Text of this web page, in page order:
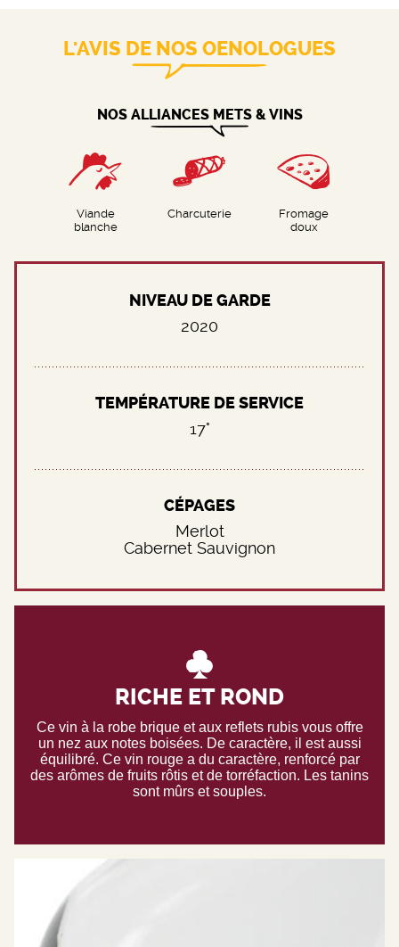
L'AVIS DE NOS OENOLOGUES
NOS ALLIANCES METS & VINS
Viande
blanche
Charcuterie
Fromage
doux
RICHE ET ROND
Ce vin à la robe brique et aux reflets rubis vous offre
un nez aux notes boisées. De caractère, il est aussi
équilibré. Ce vin rouge a du caractère, renforcé par
des arômes de fruits rôtis et de torréfaction. Les tanins
sont mûrs et souples.
NIVEAU DE GARDE
2020
TEMPÉRATURE DE SERVICE
17°
CÉPAGES
Merlot
Cabernet Sauvignon